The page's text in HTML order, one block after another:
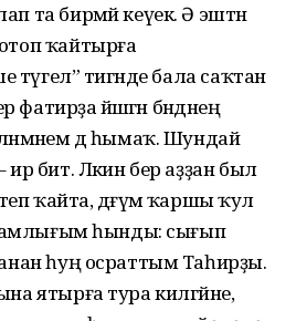
та бирмәй кеүек. Ә эштән
ҡайтырға
түгел” тигәнде бала саҡтан
фатирҙа йәшәгән бәндәнең
дә һымаҡ. Шундай
бит. Ләкин бер аҙҙан был
ҡайта, дәғүәмә ҡаршы ҡул
һынды: сығып
һуң осраттым Таһирҙы.
ятырға тура килгәйне,